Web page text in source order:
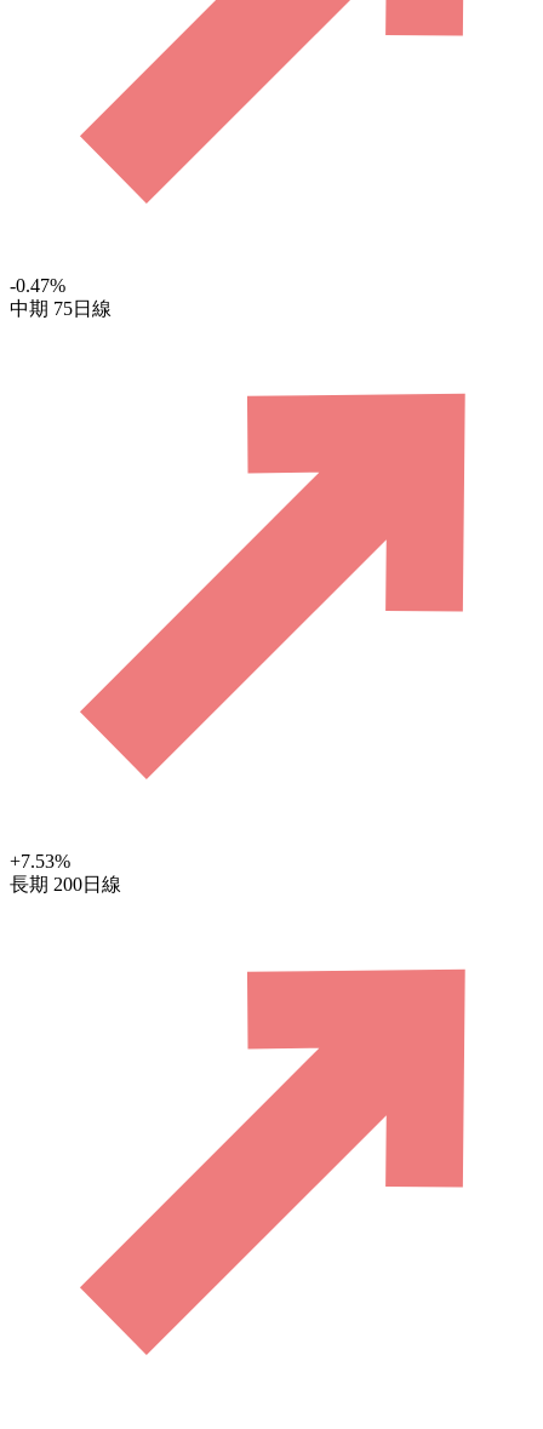
-0.47%
中期 75日線
+7.53%
長期 200日線